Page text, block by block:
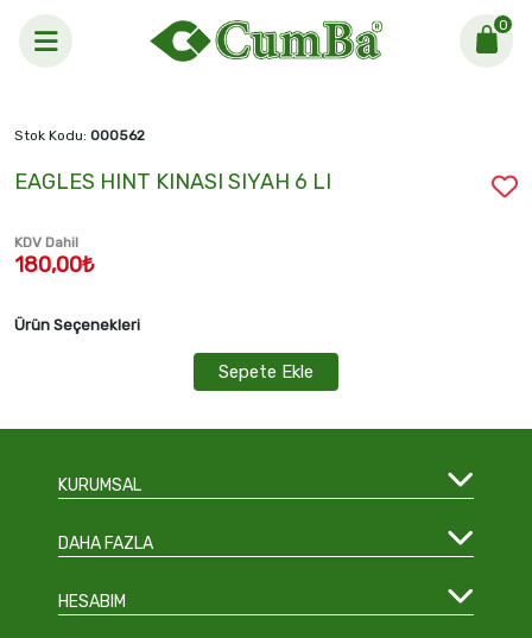
0
EAGLES HINT KINASI SIYAH 6 LI
Stok Kodu: 000562
EAGLES HINT KINASI SIYAH 6 LI
KDV Dahil
180,00₺
Ürün Seçenekleri
Sepete Ekle
KURUMSAL
DAHA FAZLA
HESABIM